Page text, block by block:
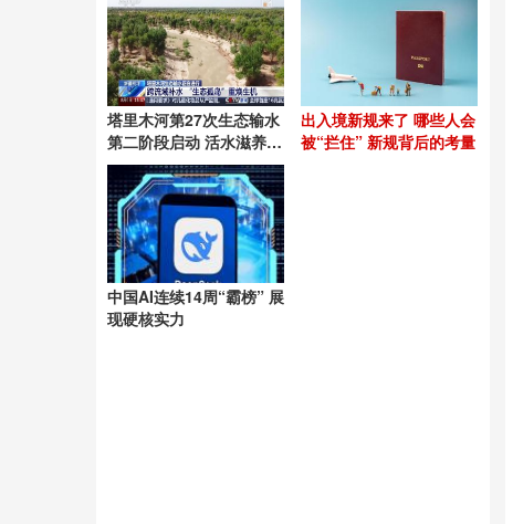
塔里木河第27次生态输水
第二阶段启动 活水滋养绿
洲
出入境新规来了 哪些人会
被“拦住” 新规背后的考量
中国AI连续14周“霸榜” 展
现硬核实力